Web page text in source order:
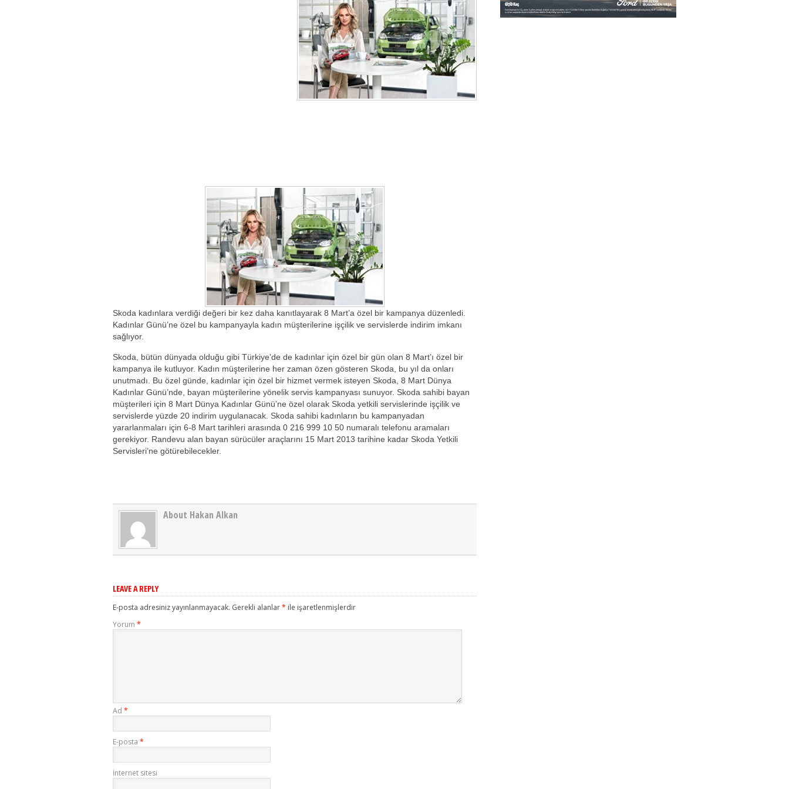
Skoda kadınlara verdiği değeri bir kez daha kanıtlayarak 8 Mart’a özel bir kampanya düzenledi.
Kadınlar Günü’ne özel bu kampanyayla kadın müşterilerine işçilik ve servislerde indirim imkanı
sağlıyor.
Skoda, bütün dünyada olduğu gibi Türkiye’de de kadınlar için özel bir gün olan 8 Mart’ı özel bir
kampanya ile kutluyor. Kadın müşterilerine her zaman özen gösteren Skoda, bu yıl da onları
unutmadı. Bu özel günde, kadınlar için özel bir hizmet vermek isteyen Skoda, 8 Mart Dünya
Kadınlar Günü’nde, bayan müşterilerine yönelik servis kampanyası sunuyor. Skoda sahibi bayan
müşterileri için 8 Mart Dünya Kadınlar Günü’ne özel olarak Skoda yetkili servislerinde işçilik ve
servislerde yüzde 20 indirim uygulanacak. Skoda sahibi kadınların bu kampanyadan
yararlanmaları için 6-8 Mart tarihleri arasında 0 216 999 10 50 numaralı telefonu aramaları
gerekiyor. Randevu alan bayan sürücüler araçlarını 15 Mart 2013 tarihine kadar Skoda Yetkili
Servisleri’ne götürebilecekler.
About Hakan Alkan
LEAVE A REPLY
E-posta adresiniz yayınlanmayacak. Gerekli alanlar* ile işaretlenmişlerdir
Yorum *
Ad *
E-posta *
İnternet sitesi